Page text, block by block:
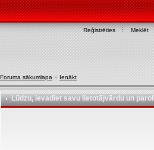
Reģistrēties Meklēt
Foruma sākumlapa » Ienākt
Lūdzu, ievadiet savu lietotājvārdu un